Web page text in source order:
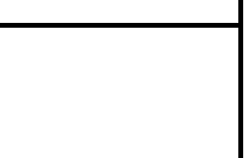
Длина - 204,8 см